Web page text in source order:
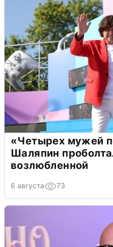
«Четырех мужей
Шаляпин
возлюбленной
6 августа 73